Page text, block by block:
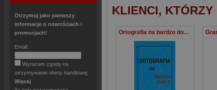
Otrzymuj jako pierwszy
informacje o nowościach i
promocjach!
Email:
Wyrażam zgodę na
otrzymywanie oferty handlowej.
Więcej
KLIENCI,
Ortografia na bardzo dobry